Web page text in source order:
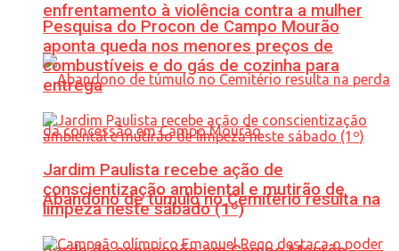
enfrentamento à violência contra a mulher
Abandono de túmulo no Cemitério resulta na
Pesquisa do Procon de Campo Mourão
aponta queda nos menores preços de
combustíveis e do gás de cozinha para
entrega
Jardim Paulista recebe ação de
conscientização ambiental e mutirão de
limpeza neste sábado (1º)